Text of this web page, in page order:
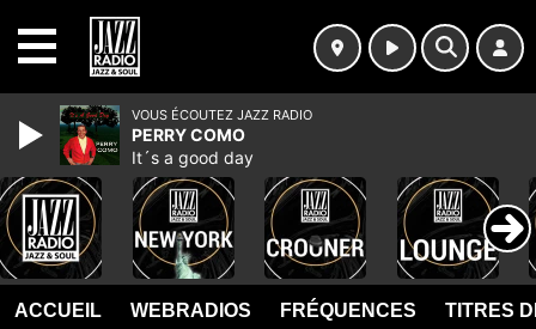
ACCUEIL WEBRADIOS FRÉQUENCES TITRES
VOUS ÉCOUTEZ JAZZ RADIO
PERRY COMO
It´s a good day